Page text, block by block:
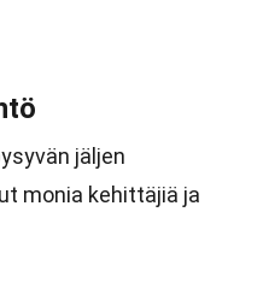
jäljen
monia kehittäjiä ja